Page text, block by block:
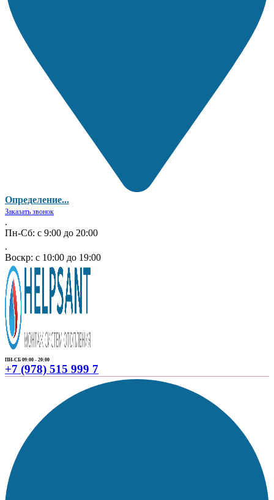
Определение...
Заказать звонок
.
Пн-Сб: с 9:00 до 20:00
.
Воскр: с 10:00 до 19:00
ПН-СБ 09:00 - 20:00
+7 (978) 515 999 7